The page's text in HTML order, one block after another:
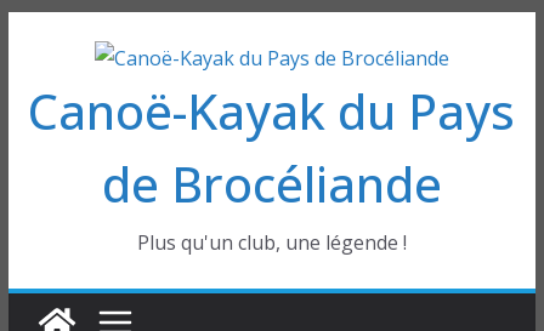
contenu
Canoë-Kayak du Pays
de Brocéliande
Plus qu'un club, une légende !